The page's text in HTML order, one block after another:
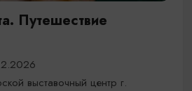
Путешествие
выставочный центр г.